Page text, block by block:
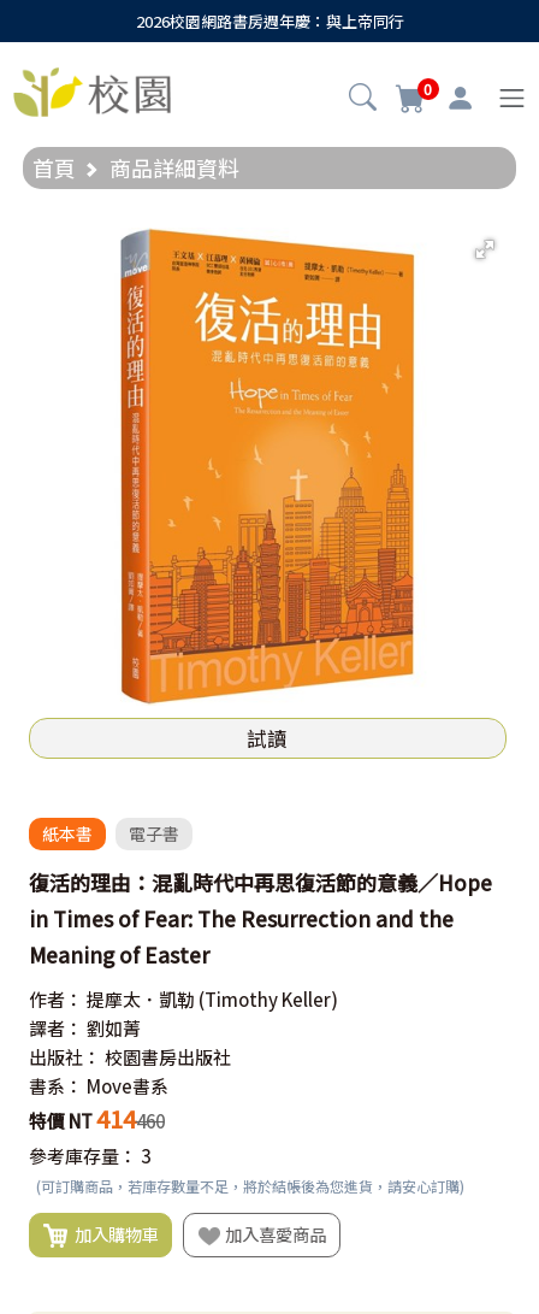
2026校園網路書房週年慶：與上帝同行
0
首頁 商品詳細資料
試讀
紙本書 電子書
復活的理由：混亂時代中再思復活節的意義／Hope
in Times of Fear: The Resurrection and the
Meaning of Easter
作者： 提摩太．凱勒 (Timothy Keller)
譯者： 劉如菁
出版社： 校園書房出版社
書系： Move書系
特價 NT414460
參考庫存量： 3
(可訂購商品，若庫存數量不足，將於結帳後為您進貨，請安心訂購)
加入購物車 加入喜愛商品